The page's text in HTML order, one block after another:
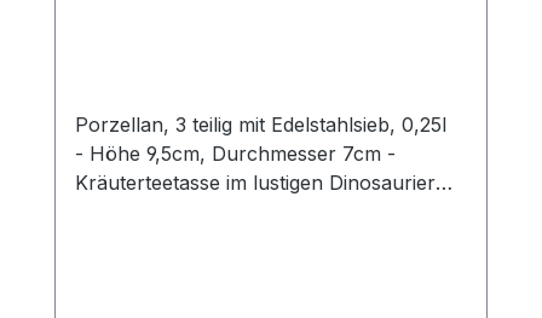
Porzellan, 3 teilig mit Edelstahlsieb, 0,25l
- Höhe 9,5cm, Durchmesser 7cm -
Kräuterteetasse im lustigen Dinosaurier